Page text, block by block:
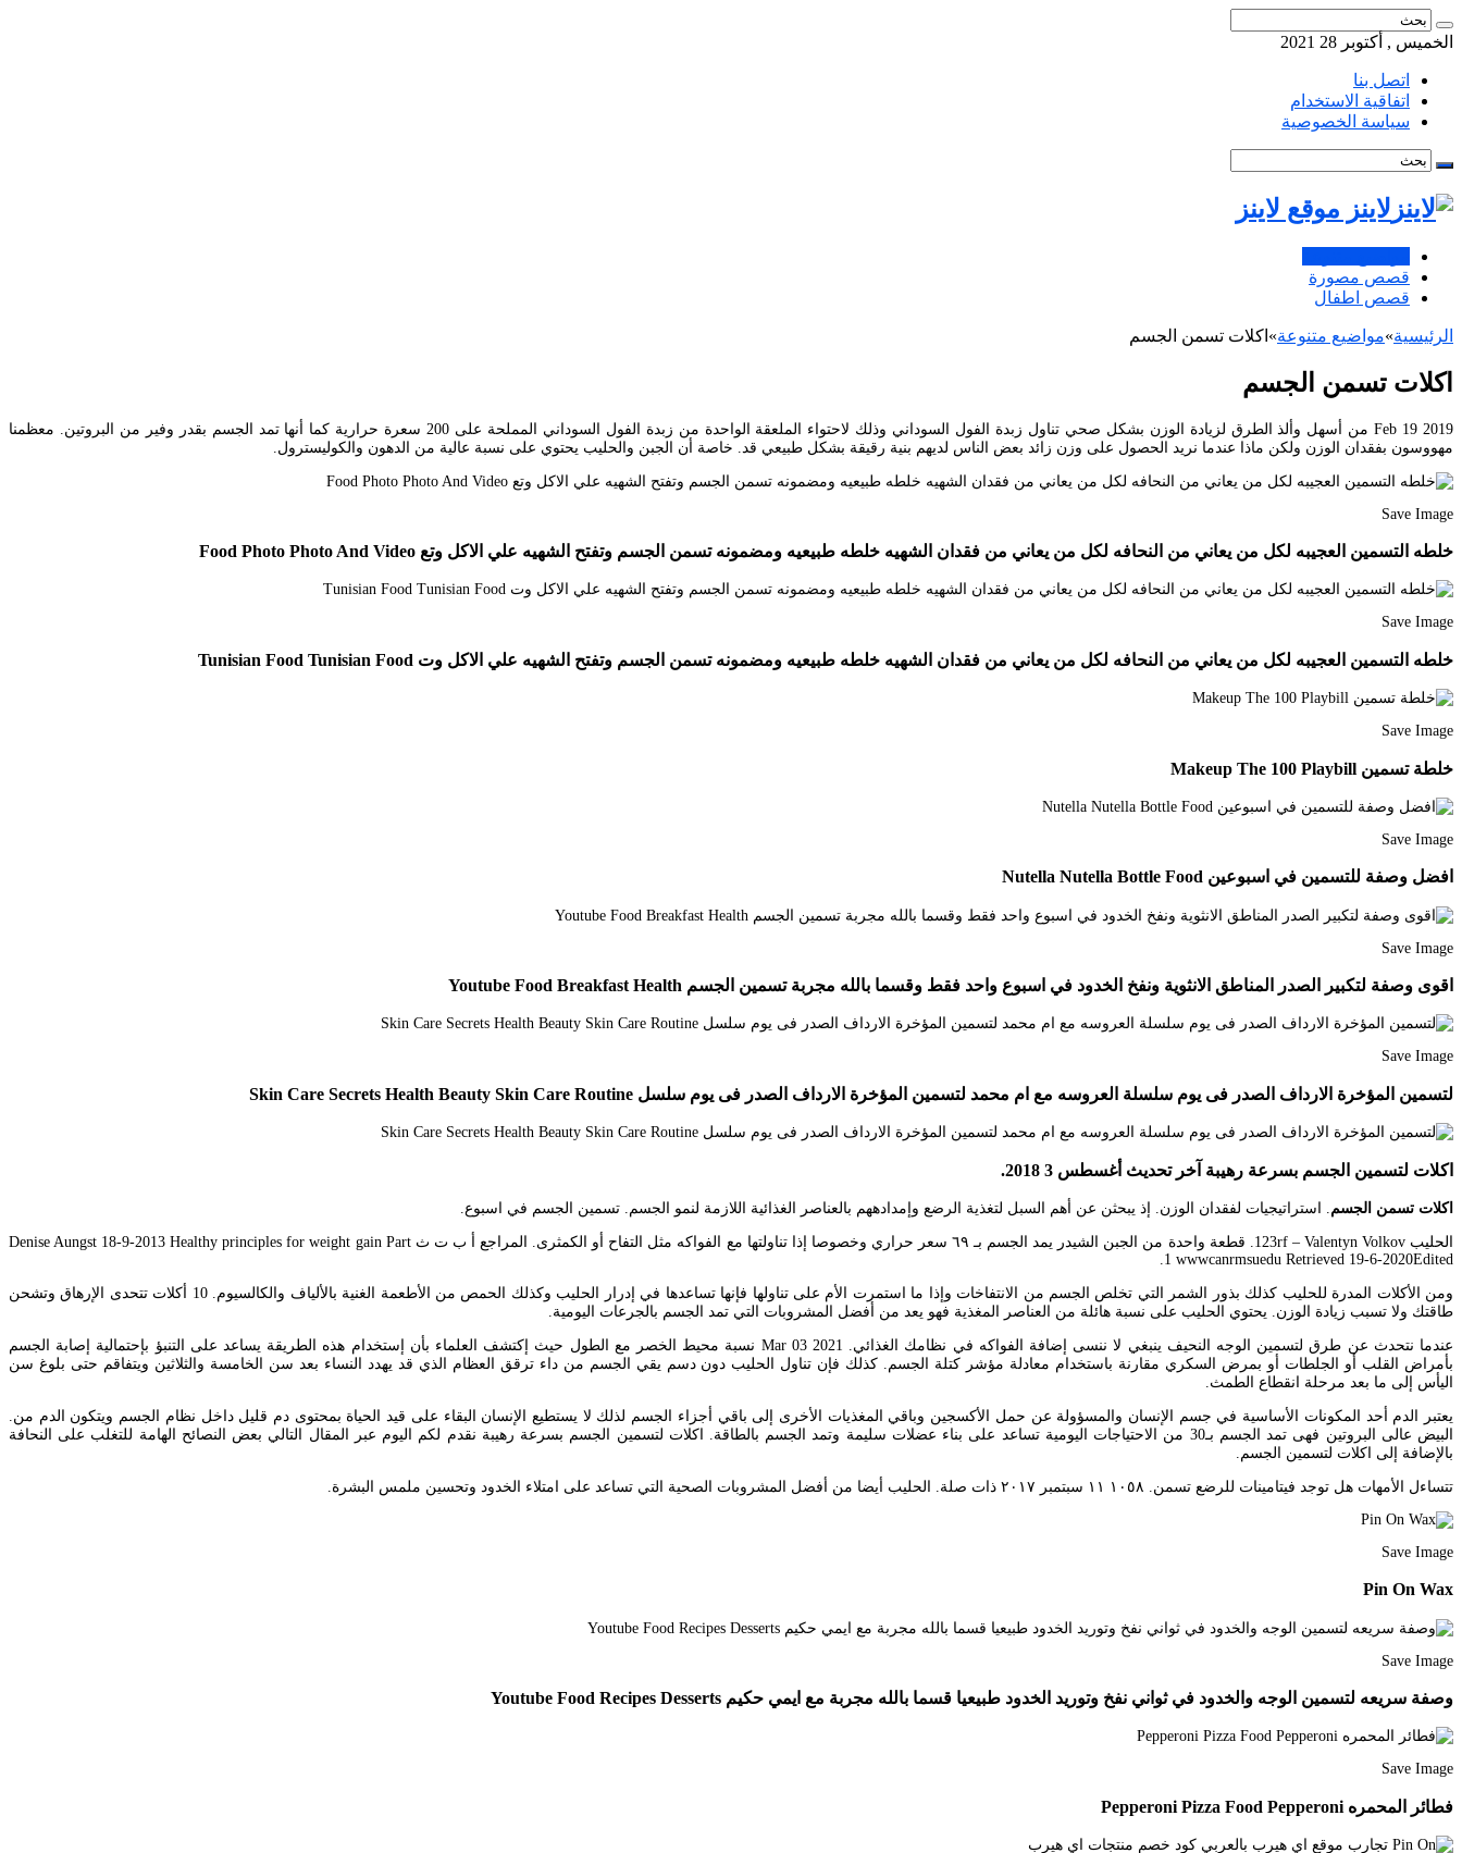
الخميس , أكتوبر 28 2021
اتصل بنا
اتفاقية الاستخدام
سياسة الخصوصية
لاينز موقع لاينز
قصص مصورة
قصص اطفال
الرئيسية»مواضيع متنوعة» اكلات تسمن الجسم
اكلات تسمن الجسم
Feb 19 2019 من أسهل وألذ الطرق لزيادة الوزن بشكل صحي تناول زبدة الفول السوداني وذلك لاحتواء الملعقة الواحدة من زبدة الفول السوداني المملحة على 200 سعرة حرارية كما أنها تمد الجسم بقدر وفير من البروتين. معظمنا
مهووسون بفقدان الوزن ولكن ماذا عندما نريد الحصول على وزن زائد بعض الناس لديهم بنية رقيقة بشكل طبيعي قد. خاصة أن الجبن والحليب يحتوي على نسبة عالية من الدهون والكوليسترول.
Save Image
خلطه التسمين العجيبه لكل من يعاني من النحافه لكل من يعاني من فقدان الشهيه خلطه طبيعيه ومضمونه تسمن الجسم وتفتح الشهيه علي الاكل وتع Food Photo Photo And Video
Save Image
خلطه التسمين العجيبه لكل من يعاني من النحافه لكل من يعاني من فقدان الشهيه خلطه طبيعيه ومضمونه تسمن الجسم وتفتح الشهيه علي الاكل وت Tunisian Food Tunisian Food
Save Image
خلطة تسمين Makeup The 100 Playbill
Save Image
افضل وصفة للتسمين في اسبوعين Nutella Nutella Bottle Food
Save Image
اقوى وصفة لتكبير الصدر المناطق الانثوية ونفخ الخدود في اسبوع واحد فقط وقسما بالله مجربة تسمين الجسم Youtube Food Breakfast Health
Save Image
لتسمين المؤخرة الارداف الصدر فى يوم سلسلة العروسه مع ام محمد لتسمين المؤخرة الارداف الصدر فى يوم سلسل Skin Care Secrets Health Beauty Skin Care Routine
اكلات لتسمين الجسم بسرعة رهيبة آخر تحديث أغسطس 3 2018.
اكلات تسمن الجسم . استراتيجيات لفقدان الوزن. إذ يبحثن عن أهم السبل لتغذية الرضع وإمدادههم بالعناصر الغذائية اللازمة لنمو الجسم. تسمين الجسم في اسبوع.
الحليب 123rf – Valentyn Volkov. قطعة واحدة من الجبن الشيدر يمد الجسم بـ ٦٩ سعر حراري وخصوصا إذا تناولتها مع الفواكه مثل التفاح أو الكمثرى. المراجع أ ب ت ث Denise Aungst 18-9-2013 Healthy principles for weight gain Part
1 wwwcanrmsuedu Retrieved 19-6-2020Edited.
ومن الأكلات المدرة للحليب كذلك بذور الشمر التي تخلص الجسم من الانتفاخات وإذا ما استمرت الأم على تناولها فإنها تساعدها في إدرار الحليب وكذلك الحمص من الأطعمة الغنية بالألياف والكالسيوم. 10 أكلات تتحدى الإرهاق وتشحن
طاقتك ولا تسبب زيادة الوزن. يحتوي الحليب على نسبة هائلة من العناصر المغذية فهو يعد من أفضل المشروبات التي تمد الجسم بالجرعات اليومية.
عندما نتحدث عن طرق لتسمين الوجه النحيف ينبغي لا ننسى إضافة الفواكه في نظامك الغذائي. Mar 03 2021 نسبة محيط الخصر مع الطول حيث إكتشف العلماء بأن إستخدام هذه الطريقة يساعد على التنبؤ بإحتمالية إصابة الجسم
بأمراض القلب أو الجلطات أو بمرض السكري مقارنة باستخدام معادلة مؤشر كتلة الجسم. كذلك فإن تناول الحليب دون دسم يقي الجسم من داء ترقق العظام الذي قد يهدد النساء بعد سن الخامسة والثلاثين ويتفاقم حتى بلوغ سن
اليأس إلى ما بعد مرحلة انقطاع الطمث.
يعتبر الدم أحد المكونات الأساسية في جسم الإنسان والمسؤولة عن حمل الأكسجين وباقي المغذيات الأخرى إلى باقي أجزاء الجسم لذلك لا يستطيع الإنسان البقاء على قيد الحياة بمحتوى دم قليل داخل نظام الجسم ويتكون الدم من.
البيض عالى البروتين فهى تمد الجسم بـ30 من الاحتياجات اليومية تساعد على بناء عضلات سليمة وتمد الجسم بالطاقة. اكلات لتسمين الجسم بسرعة رهيبة نقدم لكم اليوم عبر المقال التالي بعض النصائح الهامة للتغلب على النحافة
بالإضافة إلى اكلات لتسمين الجسم.
تتساءل الأمهات هل توجد فيتامينات للرضع تسمن. ١٠٥٨ ١١ سبتمبر ٢٠١٧ ذات صلة. الحليب أيضا من أفضل المشروبات الصحية التي تساعد على امتلاء الخدود وتحسين ملمس البشرة.
Save Image
Pin On Wax
Save Image
وصفة سريعه لتسمين الوجه والخدود في ثواني نفخ وتوريد الخدود طبيعيا قسما بالله مجربة مع ايمي حكيم Youtube Food Recipes Desserts
Save Image
فطائر المحمره Pepperoni Pizza Food Pepperoni